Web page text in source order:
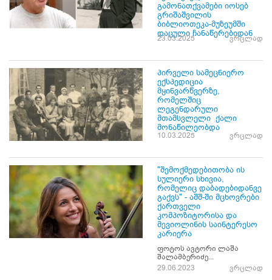
გამონათქვამები იოსებ
გრიშაშვილის
ბიბლიოთეკა-მუზეუმში
დაცული ჩანაწერებიდან
23.03.2025 ვრცლად
პირველი სამეცნიერო
ექსპედიცია
მყინვარწვერზე,
რომელშიც
ლეგენდარული
მთამსვლელი ქალი
მონაწილეობდა
10.03.2025 ვრცლად
"შემოქმედებითობა ის
სულიერი სხივია,
რომელიც დაბადებიდანვე
გაქვს" - აშშ-ში მცხოვრები
ქართველი
კომპოზიტორისა და
მევიოლინის საინტერესო
კარიერა
ფოტოს ავტორი ლაშა
შალამბერიძე...
29.06.2023
ვრცლად